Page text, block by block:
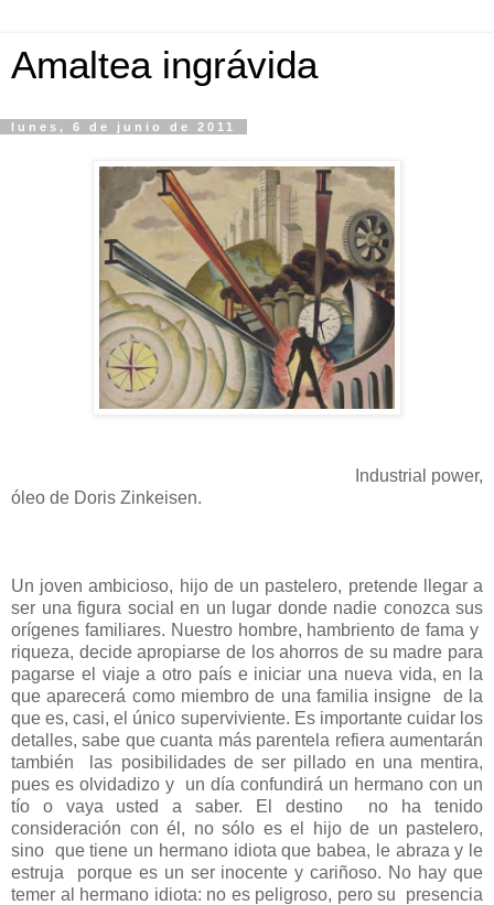
Amaltea ingrávida
lunes, 6 de junio de 2011
Industrial power,
óleo de Doris Zinkeisen.
Un joven ambicioso, hijo de un pastelero, pretende llegar a
ser una figura social en un lugar donde nadie conozca sus
orígenes familiares. Nuestro hombre, hambriento de fama y
riqueza, decide apropiarse de los ahorros de su madre para
pagarse el viaje a otro país e iniciar una nueva vida, en la
que aparecerá como miembro de una familia insigne de la
que es, casi, el único superviviente. Es importante cuidar los
detalles, sabe que cuanta más parentela refiera aumentarán
también las posibilidades de ser pillado en una mentira,
pues es olvidadizo y un día confundirá un hermano con un
tío o vaya usted a saber. El destino no ha tenido
consideración con él, no sólo es el hijo de un pastelero,
sino que tiene un hermano idiota que babea, le abraza y le
estruja porque es un ser inocente y cariñoso. No hay que
temer al hermano idiota: no es peligroso, pero su presencia